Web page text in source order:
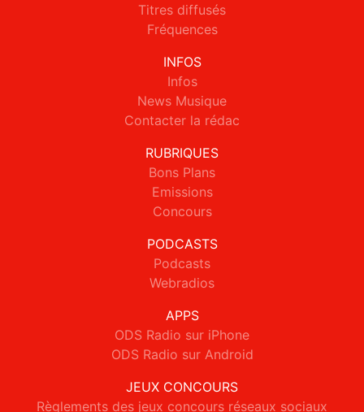
Titres diffusés
Fréquences
INFOS
Infos
News Musique
Contacter la rédac
RUBRIQUES
Bons Plans
Emissions
Concours
PODCASTS
Podcasts
Webradios
APPS
ODS Radio sur iPhone
ODS Radio sur Android
JEUX CONCOURS
Règlements des jeux concours réseaux sociaux